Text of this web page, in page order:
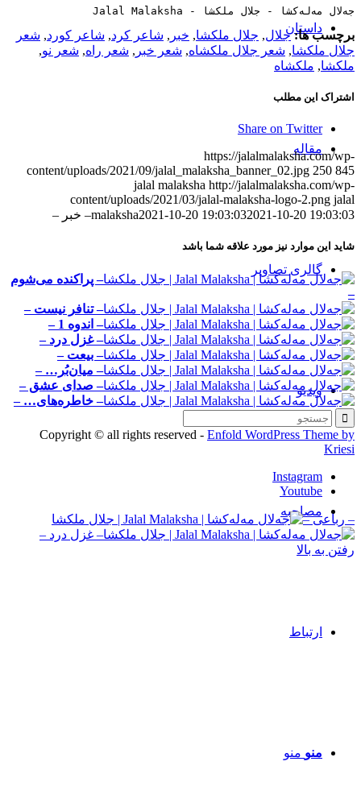
داستان
مقاله‌
گالری تصاویر
ویدیو
مصاحبه‌
ارتباط
منو منو
جەلال مەلەکشا - جلال ملکشا - Jalal Malaksha
برچسب ها: جلال, جلال ملکشا, خبر , شاعر کرد, شاعر کورد, شعر
جلال ملکشا, شعر جلال ملکشاه, شعر خبر , شعر راه, شعر نو,
ملکشا, ملکشاه
اشتراک این مطلب
Share on Twitter
https://jalalmalaksha.com/wp-
content/uploads/2021/09/jalal_malaksha_banner_02.jpg 250 845
jalal malaksha http://jalalmalaksha.com/wp-
content/uploads/2021/03/jalal-malaksha-logo-2.png jalal
malaksha2021-10-20 19:03:032021-10-20 19:03:03 – خبر –
شاید این موارد نیز مورد علاقه شما باشد
– پراكنده می‌شوم
–
– تنافر نیست –
– اندوه 1 –
– غزل درد –
– بیعت –
– میان‌بُر… –
– صدای عشق –
– خاطره‌های… –
Copyright © all rights reserved - Enfold WordPress Theme by
Kriesi
Instagram
Youtube
– رباعی –
– غزل درد –
رفتن به بالا